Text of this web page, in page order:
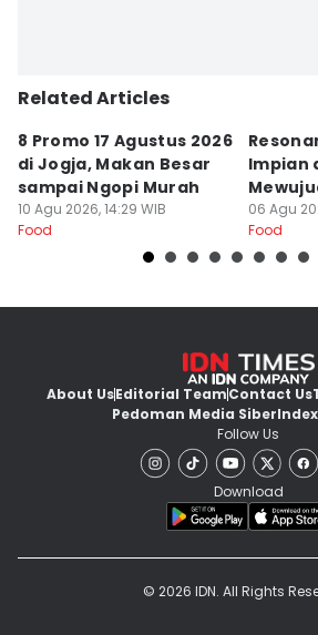
Related Articles
8 Promo 17 Agustus 2026
di Jogja, Makan Besar
sampai Ngopi Murah
10 Agu 2026, 14:29 WIB
Food
Impian
Ramen
06 Agu
Food
About UsEditorial TeamContact Us
Pedoman Media SiberIndex
Follow Us
Download
© 2026 IDN. All Rights